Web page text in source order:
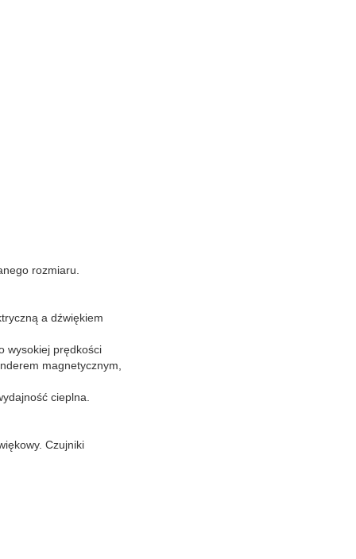
rozmiaru.
a dźwiękiem
wysokiej prędkości
magnetycznym,
cieplna.
Czujniki